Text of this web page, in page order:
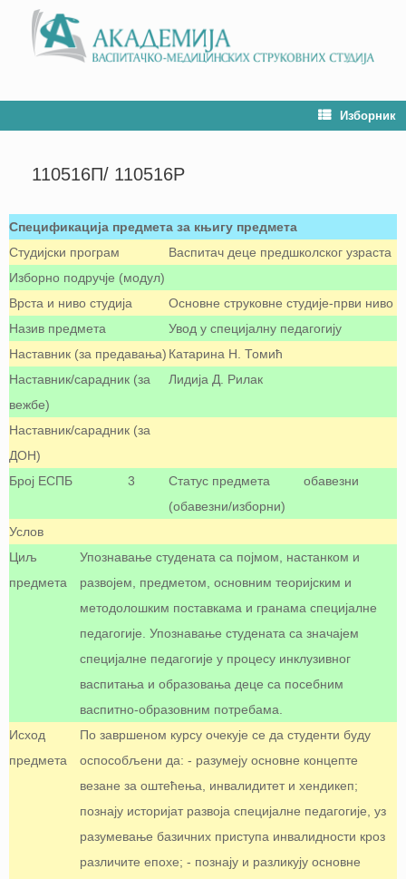
Изборник
110516П/ 110516P
Спецификација предмета за књигу предмета
Студијски програм
Васпитач деце предшколског узраста
Изборно подручје (модул)
Врста и ниво студија
Oсновне струковне студије-први ниво
Назив предмета
Увод у специјалну педагогију
Наставник (за предавања) Катарина Н. Томић
Наставник/сарадник (за
вежбе)
Лидија Д. Рилак
Наставник/сарадник (за
ДОН)
Број ЕСПБ
3
Статус предмета
(обавезни/изборни)
обавезни
Услов
Циљ
предмета
Упознавање студената са појмом, настанком и
развојем, предметом, основним теоријским и
методолошким поставкама и гранама специјалне
педагогије. Упознавање студената са значајем
специјалне педагогије у процесу инклузивног
васпитања и образовања деце са посебним
васпитно-образовним потребама.
Исход
предмета
По завршеном курсу очекује се да студенти буду
оспособљени да: - разумеју основне концепте
везане за оштећења, инвалидитет и хендикеп;
познају историјат развоја специјалне педагогије, уз
разумевање базичних приступа инвалидности кроз
различите епохе; - познају и разликују основне